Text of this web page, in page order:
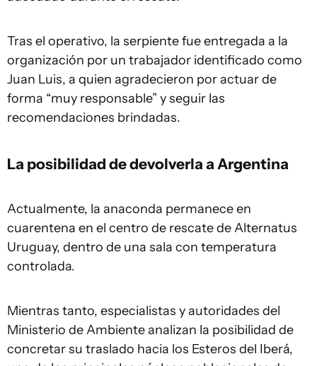
Tras el operativo, la serpiente fue entregada a la
organización por un trabajador identificado como
Juan Luis, a quien agradecieron por actuar de
forma “muy responsable” y seguir las
recomendaciones brindadas.
La posibilidad de devolverla a Argentina
Actualmente, la anaconda permanece en
cuarentena en el centro de rescate de Alternatus
Uruguay, dentro de una sala con temperatura
controlada.
Mientras tanto, especialistas y autoridades del
Ministerio de Ambiente analizan la posibilidad de
concretar su traslado hacia los Esteros del Iberá,